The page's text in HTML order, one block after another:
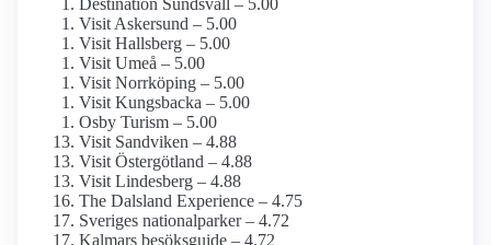
Destination Sundsvall – 5.00
Visit Askersund – 5.00
Visit Hallsberg – 5.00
Visit Umeå – 5.00
Visit Norrköping – 5.00
Visit Kungsbacka – 5.00
Osby Turism – 5.00
Visit Sandviken – 4.88
Visit Östergötland – 4.88
Visit Lindesberg – 4.88
The Dalsland Experience – 4.75
Sveriges nationalparker – 4.72
Kalmars besöksguide – 4.72